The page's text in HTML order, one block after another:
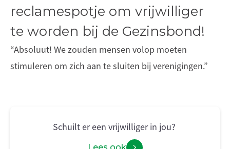
reclamespotje om vrijwilliger
te worden bij de Gezinsbond!
“Absoluut! We zouden mensen volop moeten
stimuleren om zich aan te sluiten bij verenigingen.”
Schuilt er een vrijwilliger in jou?